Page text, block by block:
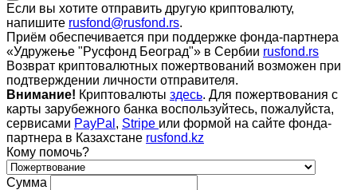
Если вы хотите отправить другую криптовалюту,
напишите rusfond@rusfond.rs.
Приём обеспечивается при поддержке фонда-партнера
«Удружење "Русфонд Београд"» в Сербии rusfond.rs
Возврат криптовалютных пожертвований возможен при
подтверждении личности отправителя.
Внимание! Криптовалюты здесь. Для пожертвования с
карты зарубежного банка воспользуйтесь, пожалуйста,
сервисами PayPal , Stripe или формой на сайте фонда-
партнера в Казахстане rusfond.kz
Кому помочь?
Сумма